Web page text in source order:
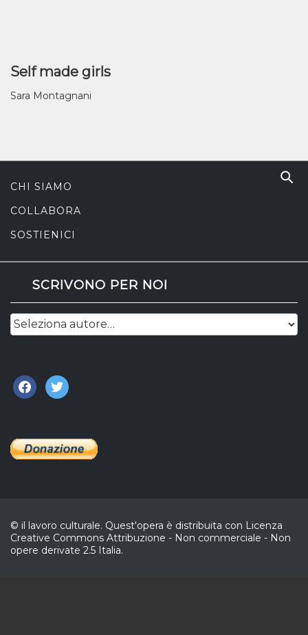
Self made girls
Sara Montagnani
CHI SIAMO
COLLABORA
SOSTIENICI
SCRIVONO PER NOI
facebook
twitter
© il lavoro culturale. Quest'opera è distribuita con Licenza
Creative Commons Attribuzione - Non commerciale - Non
opere derivate 2.5 Italia.